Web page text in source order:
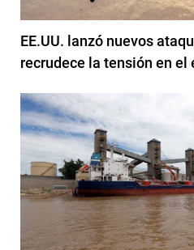
EE.UU. lanzó nuevos
recrudece la tensión en el